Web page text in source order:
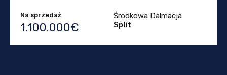
Na sprzedaż
1.100.000€
Środkowa Dalmacja
Split